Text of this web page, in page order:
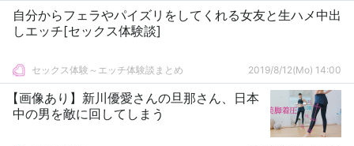
自分からフェラやパイズリをしてくれる女友と生ハメ中出
しエッチ[セックス体験談]
セックス体験～エッチ体験談まとめ 2019/8/12(Mo) 14:00
【画像あり】新川優愛さんの旦那さん、日本
中の男を敵に回してしまう